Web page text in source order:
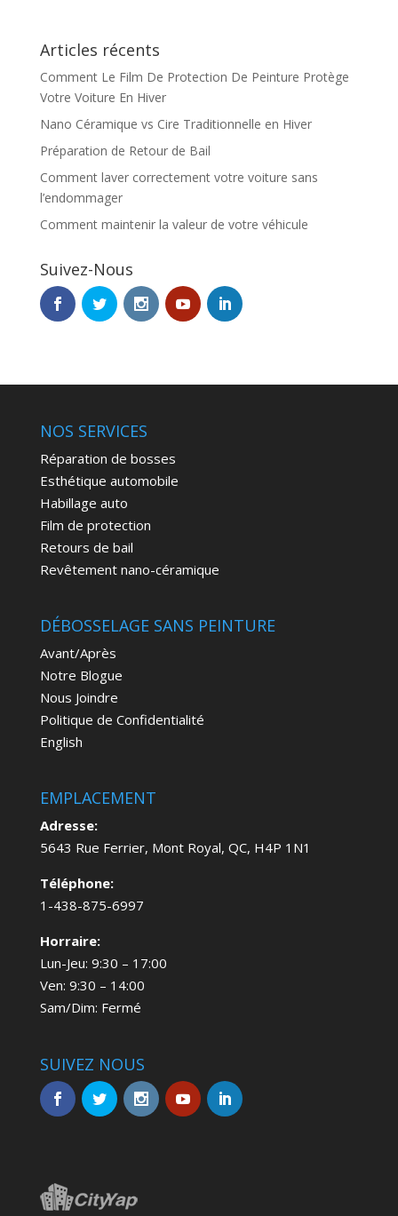
Articles récents
Comment Le Film De Protection De Peinture Protège
Votre Voiture En Hiver
Nano Céramique vs Cire Traditionnelle en Hiver
Préparation de Retour de Bail
Comment laver correctement votre voiture sans
l’endommager
Comment maintenir la valeur de votre véhicule
Suivez-Nous
NOS SERVICES
Réparation de bosses
Esthétique automobile
Habillage auto
Film de protection
Retours de bail
Revêtement nano-céramique
DÉBOSSELAGE SANS PEINTURE
Avant/Après
Notre Blogue
Nous Joindre
Politique de Confidentialité
English
EMPLACEMENT
Adresse:
5643 Rue Ferrier, Mont Royal, QC, H4P 1N1
Téléphone:
1-438-875-6997
Horraire:
Lun-Jeu: 9:30 – 17:00
Ven: 9:30 – 14:00
Sam/Dim: Fermé
SUIVEZ NOUS